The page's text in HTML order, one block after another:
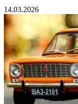
14.03.2026